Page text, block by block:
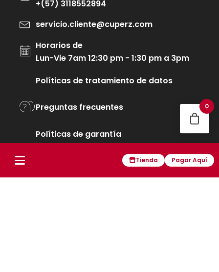
Tienda Pagar Aquí
+(57) 3118552894
servicio.cliente@cuperz.com
Horarios de
Lun-Vie 7am 12:30 pm - 1:30 pm a 3pm
Políticas de tratamiento de datos
Preguntas frecuentes
Políticas de garantía
0